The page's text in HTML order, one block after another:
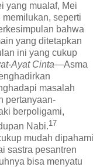
yang mualaf, Mei
memilukan, seperti
bahwa
yang ditetapkan
ini yang cukup
Ayat Cinta—Asma
masalah
pertanyaan-
berpoligami,
Nabi.17
mudah dipahami
sastra pesantren
bisa menyatu